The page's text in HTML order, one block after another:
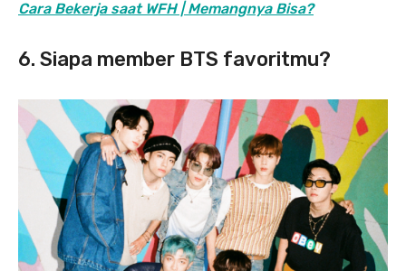
Cara Bekerja saat WFH | Memangnya Bisa?
6. Siapa member BTS favoritmu?